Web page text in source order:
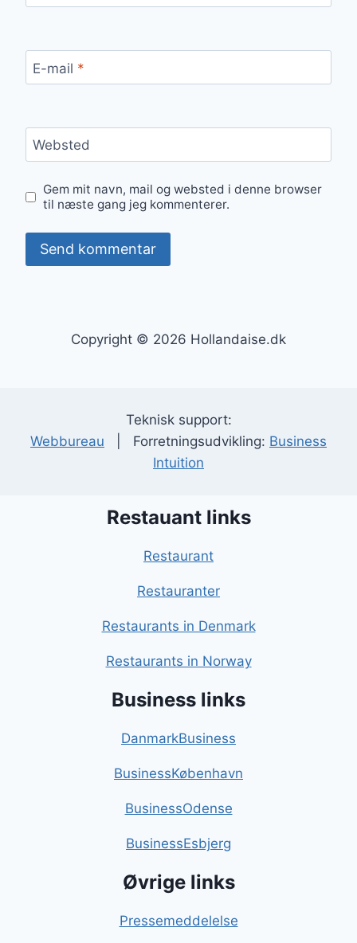
E-mail *
Websted
Gem mit navn, mail og websted i denne browser
til næste gang jeg kommenterer.
Copyright © 2026 Hollandaise.dk
Teknisk support:
Webbureau | Forretningsudvikling: Business
Intuition
Restauant links
Restaurant
Restauranter
Restaurants in Denmark
Restaurants in Norway
Business links
DanmarkBusiness
BusinessKøbenhavn
BusinessOdense
BusinessEsbjerg
Øvrige links
Pressemeddelelse